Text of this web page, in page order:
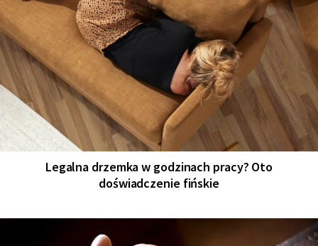
Legalna drzemka w godzinach pracy? Oto
doświadczenie fińskie